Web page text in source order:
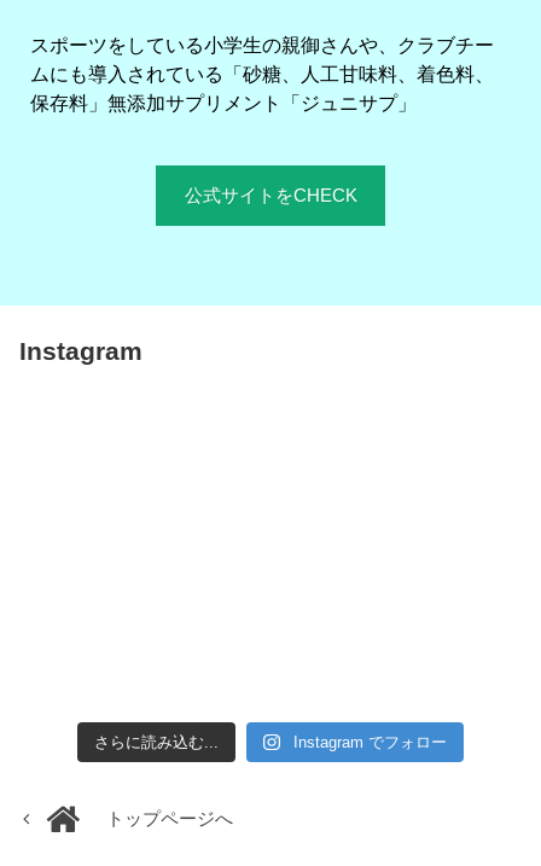
スポーツをしている小学生の親御さんや、クラブチー
ムにも導入されている「砂糖、人工甘味料、着色料、
保存料」無添加サプリメント「ジュニサプ」
公式サイトをCHECK
Instagram
さらに読み込む... Instagram でフォロー
トップページへ